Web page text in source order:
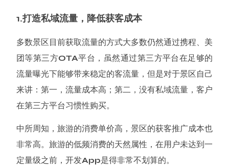
1.打造私域流量，降低获客成本
多数景区目前获取流量的方式大多数仍然通过携程、美
团等第三方OTA平台，虽然通过第三方平台在足够的
流量曝光下能够带来稳定的客流量，但是对于景区自己
来讲：第一，流量成本高；第二，没有私域流量，客户
在第三方平台习惯性购买。
中所周知，旅游的消费单价高，景区的获客推广成本也
非常高。旅游的低频消费的天然属性，在用户未达到一
定量级之前，开发App是得非常不划算的。